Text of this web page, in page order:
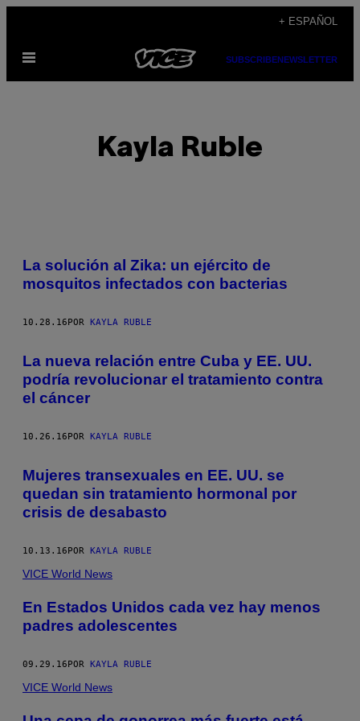
contenido
+ ESPAÑOL
Abrir
SUBSCRIBENEWSLETTER
Kayla Ruble
POSTS
BY
La solución al Zika: un ejército de
mosquitos infectados con bacterias
10.28.16POR KAYLA RUBLE
La nueva relación entre Cuba y EE. UU.
podría revolucionar el tratamiento contra
el cáncer
10.26.16POR KAYLA RUBLE
Mujeres transexuales en EE. UU. se
quedan sin tratamiento hormonal por
crisis de desabasto
10.13.16POR KAYLA RUBLE
VICE World News
En Estados Unidos cada vez hay menos
padres adolescentes
09.29.16POR KAYLA RUBLE
VICE World News